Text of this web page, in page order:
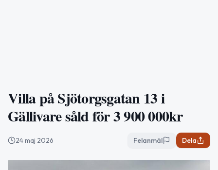
Villa på Sjötorgsgatan 13 i
Gällivare såld för 3 900 000kr
24 maj 2026 Felanmäl Dela